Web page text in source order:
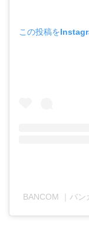
この投稿を
BANCOM ｜バ